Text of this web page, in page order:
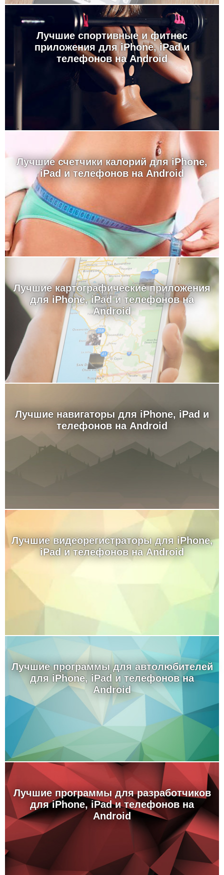
Лучшие спортивные и фитнес
приложения для iPhone, iPad и
телефонов на Android
Лучшие счетчики калорий для iPhone,
iPad и телефонов на Android
Лучшие картографические приложения
для iPhone, iPad и телефонов на
Android
Лучшие навигаторы для iPhone, iPad и
телефонов на Android
Лучшие видеорегистраторы для iPhone,
iPad и телефонов на Android
Лучшие программы для автолюбителей
для iPhone, iPad и телефонов на
Android
Лучшие программы для разработчиков
для iPhone, iPad и телефонов на
Android